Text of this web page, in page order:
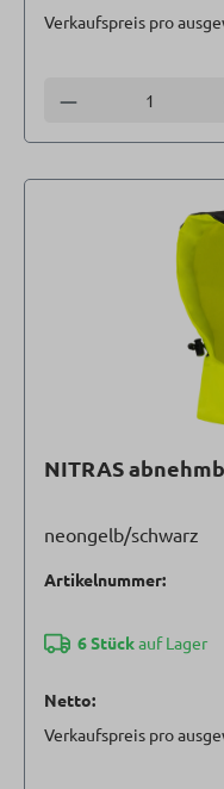
Verkaufspreis pro
Anzahl verringern
NITRAS
neongelb/schwarz
Artikelnummer:
6 Stückauf Lager
Netto:
Verkaufspreis pro